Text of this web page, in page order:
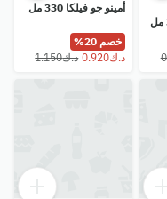
أمينو جو فيلكا 330 مل
خصم 20%
⁦د.ك1.150⁩